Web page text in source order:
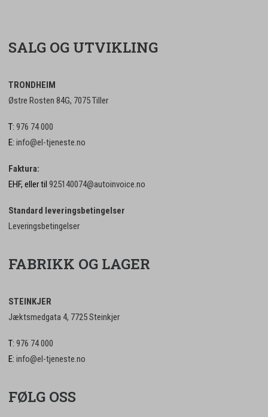
SALG OG UTVIKLING
TRONDHEIM
Østre Rosten 84G, 7075 Tiller
T: 976 74 000
E: info@el-tjeneste.no
Faktura:
EHF, eller til 925140074@autoinvoice.no
Standard leveringsbetingelser
Leveringsbetingelser
FABRIKK OG LAGER
STEINKJER
Jæktsmedgata 4, 7725 Steinkjer
T: 976 74 000
E: info@el-tjeneste.no
FØLG OSS